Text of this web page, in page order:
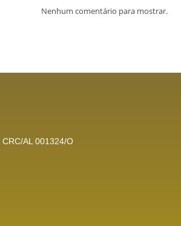
Nenhum comentário para mostrar.
AL 001324/O